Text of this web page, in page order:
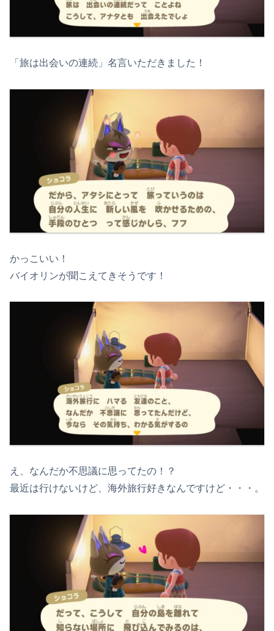
「旅は出会いの連続」名言いただきました！
かっこいい！
バイオリンが聞こえてきそうです！
え、なんだか不思議に思ってたの！？
最近は行けないけど、海外旅行好きなんですけど・・・。